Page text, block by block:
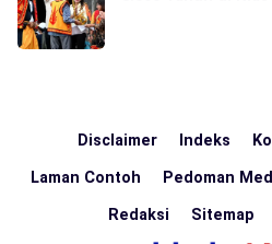
Disclaimer Indeks
Laman Contoh Pedoman
Redaksi Sitemap